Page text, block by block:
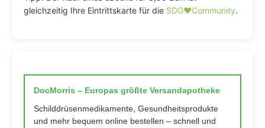
gleichzeitig Ihre Eintrittskarte für die SDG♥️Community.
DocMorris – Europas größte Versandapotheke
Schilddrüsenmedikamente, Gesundheitsprodukte
und mehr bequem online bestellen – schnell und